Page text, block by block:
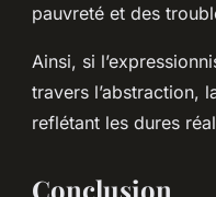
pauvreté et des
Ainsi, si
travers l’abstraction,
reflétant les dures
Conclusion